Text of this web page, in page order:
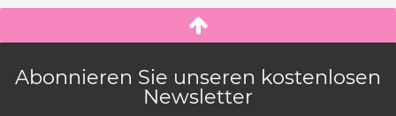
Abonnieren Sie unseren kostenlosen
Newsletter